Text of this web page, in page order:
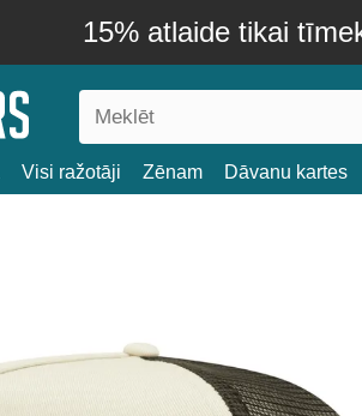
15% atlaide tikai
Visi ražotāji Zēnam Dāvanu kartes